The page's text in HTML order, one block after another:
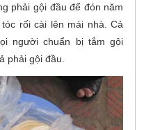
phải gội đầu để đón năm
rối cài lên mái nhà. Cả
người chuẩn bị tắm gội
phải gội đầu.